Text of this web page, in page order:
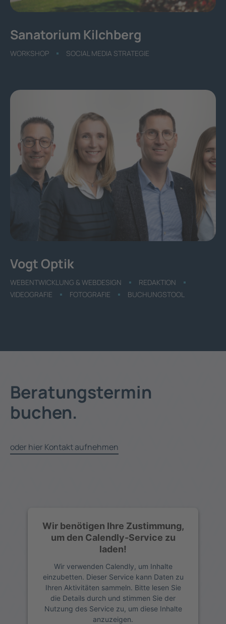
Sanatorium Kilchberg
WORKSHOP SOCIAL MEDIA STRATEGIE
Vogt Optik
WEBENTWICKLUNG & WEBDESIGN
REDAKTION
VIDEOGRAFIE
FOTOGRAFIE BUCHUNGSTOOL
Beratungstermin
buchen.
oder hier Kontakt aufnehmen
Wir benötigen Ihre Zustimmung,
um den Calendly-Service zu
laden!
Wir verwenden Calendly, um Inhalte
einzubetten. Dieser Service kann Daten zu
Ihren Aktivitäten sammeln. Bitte lesen Sie
die Details durch und stimmen Sie der
Nutzung des Service zu, um diese Inhalte
anzuzeigen.